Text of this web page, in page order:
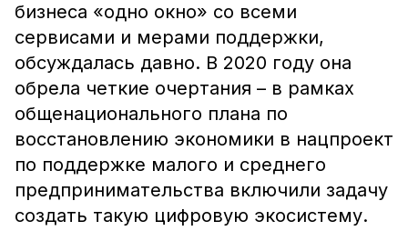
бизнеса «одно окно» со всеми
сервисами и мерами поддержки,
обсуждалась давно. В 2020 году она
обрела четкие очертания – в рамках
общенационального плана по
восстановлению экономики в нацпроект
по поддержке малого и среднего
предпринимательства включили задачу
создать такую цифровую экосистему.